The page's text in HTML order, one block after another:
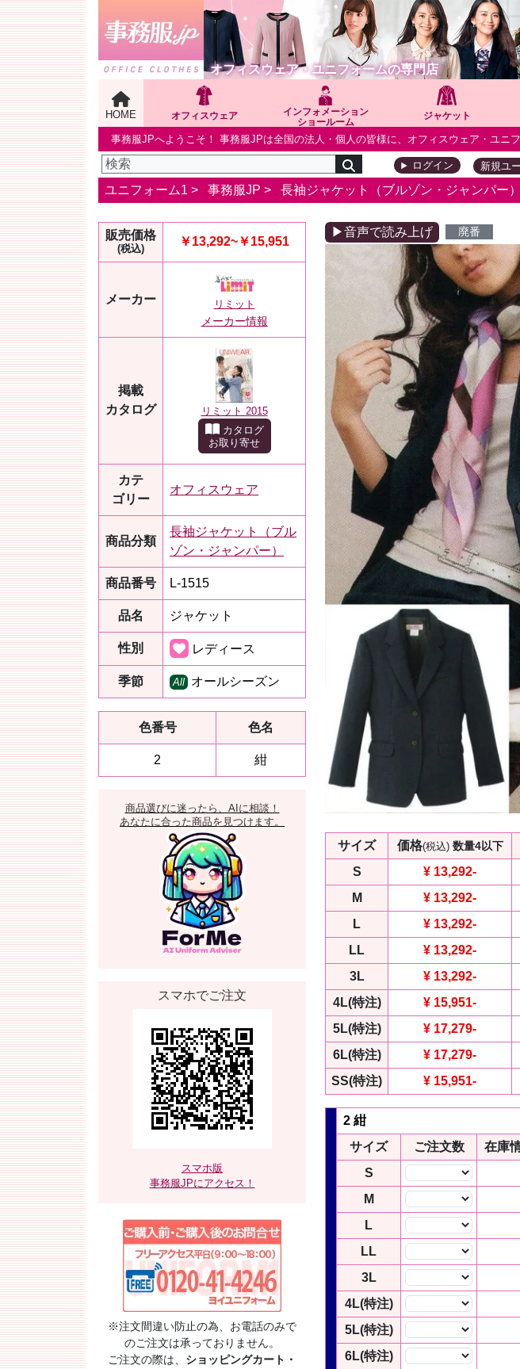
オフィスウェア・ユニフォームの専門店
HOME オフィスウェア
インフォメーション
ショールーム
ジャケット
事務服JPへようこそ！ 事務服JPは全国の法人・個人の皆様に、オフィスウェア・ユニ
ログイン 新規ユ
ユニフォーム1 > 事務服JP > 長袖ジャケット（ブルゾン・ジャンパー）
販売価格
(税込)
￥13,292~￥15,951
メーカー リミット
メーカー情報
掲載
カタログ
リミット 2015
カタログ
お取り寄せ
カテ
ゴリー
オフィスウェア
商品分類
長袖ジャケット（ブル
ゾン・ジャンパー）
商品番号 L-1515
品名 ジャケット
性別 レディース
季節 All オールシーズン
色番号 色名
2 紺
商品選びに迷ったら、AIに相談！
あなたに合った商品を見つけます。
スマホでご注文
スマホ版
事務服JPにアクセス！
※注文間違い防止の為、お電話のみで
のご注文は承っておりません。
ご注文の際は、 ショッピングカート・
▶音声で読み上げ 廃番
サイズ 価格(税込) 数量4以下
S ¥ 13,292-
M
¥ 13,292-
L
¥ 13,292-
LL
¥ 13,292-
3L
¥ 13,292-
4L(特注)
¥ 15,951-
5L(特注)
¥ 17,279-
6L(特注)
¥ 17,279-
SS(特注)
¥ 15,951-
2 紺
サイズ
ご注文数 在庫
S
M
L
LL
3L
4L(特注)
5L(特注)
6L(特注)